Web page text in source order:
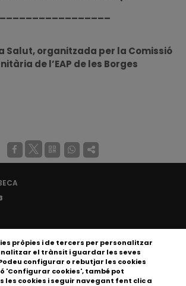
Salut, organitzada per la Comissió
de l’EAP de les Borges
pròpies i de tercers per personalitzar
el trànsit i guardar les seves
configurar o rebutjar les cookies
'Configurar cookies', també pot
les cookies i seguir navegant fent clic a